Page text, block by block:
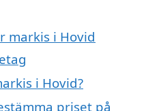
markis i Hovid
i Hovid?
priset på